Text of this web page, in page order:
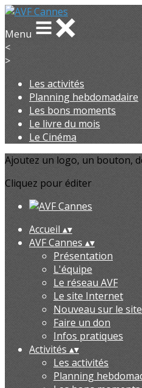
Menu
<
>
Les activités
Planning hebdomadaire
Les bons moments
Le livre du mois
Le Cinéma
Ajoutez un logo, un bouton,
Cliquez pour éditer
Accueil ▴▾
AVF Cannes ▴▾
Présentation
L'équipe
Le réseau AVF
Le site Internet
Nouveau sur le
Faire un don
Infos pratiques
Activités ▴▾
Les activités
Planning